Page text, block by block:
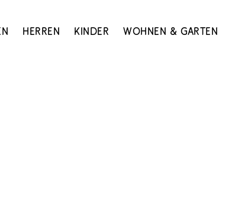
Herren Kinder Wohnen & Garten